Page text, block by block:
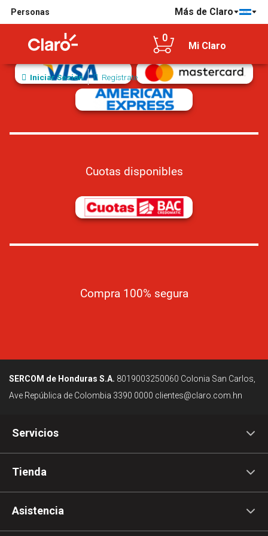
Personas Más de Claro
0
Mi Claro
Iniciar Sesión Regístrate
Tarjetas de crédito/débito aceptadas
Cuotas disponibles
Compra 100% segura
SERCOM de Honduras S.A. 8019003250060 Colonia San Carlos,
Ave República de Colombia 3390 0000 clientes@claro.com.hn
Servicios
Tienda
Asistencia